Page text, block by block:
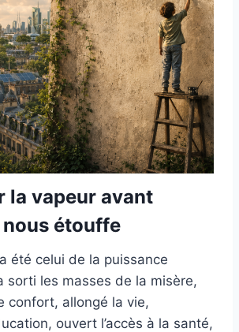
la vapeur avant
nous étouffe
été celui de la puissance
sorti les masses de la misère,
confort, allongé la vie,
ouvert l’accès à la santé,